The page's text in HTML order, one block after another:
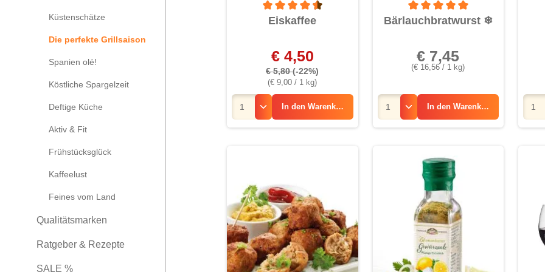
Küstenschätze
Die perfekte Grillsaison
Spanien olé!
Köstliche Spargelzeit
Deftige Küche
Aktiv & Fit
Frühstücksglück
Kaffeelust
Feines vom Land
Qualitätsmarken
Ratgeber & Rezepte
SALE %
Durchschnittliche Bewertung von 4.5 von 5 Sternen
Eiskaffee
(€ 9,00 / 1 kg)
€ 4,50
€ 5,80(-22%)
In den Warenkorb
Durchschnittliche Bewertung von 5
Bärlauchbratwurst ❄
(€ 16,56 / 1 kg)
€ 7,45
In den Warenkorb